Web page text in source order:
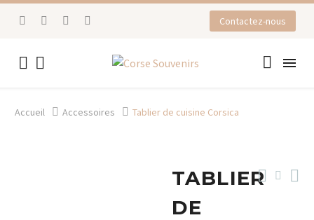
Contactez-nous


Accueil Accessoires Tablier de cuisine Corsica
TABLIER
DE